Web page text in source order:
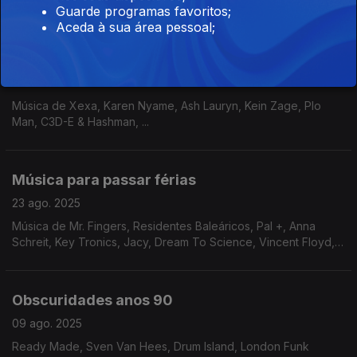
Metro Area, Au Suisse, Darshan Jesrani ...
Música de Xexa, Karen Nyame, Ash Lauryn, Kein Zage, Plo
Man, C3D-E & Hashman, ...
Música para passar férias
23 ago. 2025
Música de Mr. Fingers, Residentes Baleáricos, Pal +, Anna
Schreit, Key Tronics, Jacy, Dream To Science, Vincent Floyd,
Obscuridades anos 90
09 ago. 2025
Ready Made, Sven Van Hees, Drum Island, London Funk
Guarde programas favoritos;
Aceda à sua área pessoal;